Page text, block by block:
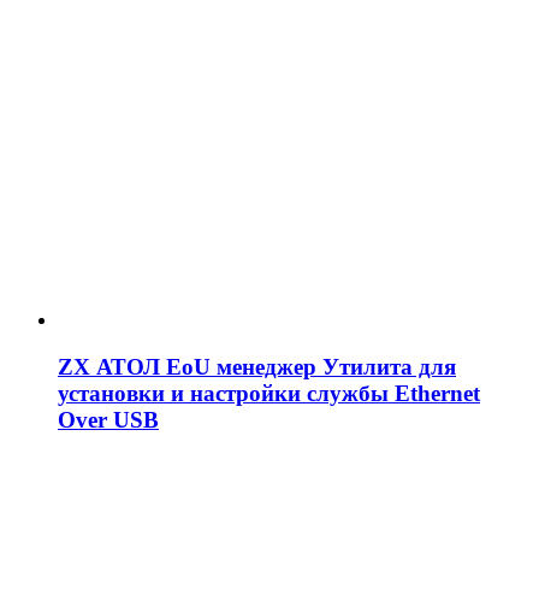
ZX АТОЛ EoU менеджер Утилита для
установки и настройки службы Ethernet
Over USB